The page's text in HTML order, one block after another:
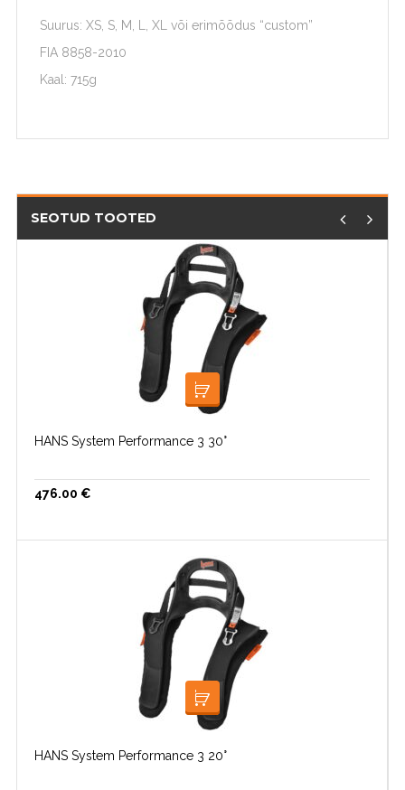
Suurus: XS, S, M, L, XL või erimõõdus “custom”
FIA 8858-2010
Kaal: 715g
SEOTUD TOOTED
VALI
HANS System Performance 3 30°
476.00 €
VALI
HANS System Performance 3 20°